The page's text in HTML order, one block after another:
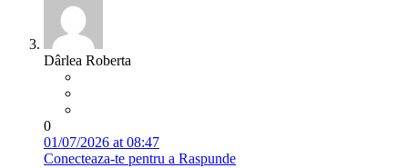
Dârlea Roberta
0
01/07/2026 at 08:47
Conecteaza-te pentru a Raspunde